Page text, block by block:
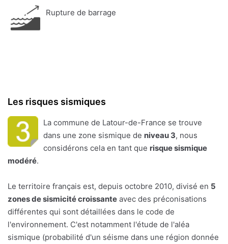
Rupture de barrage
Les risques sismiques
La commune de Latour-de-France se trouve
dans une zone sismique de niveau 3, nous
considérons cela en tant que risque sismique
modéré.
Le territoire français est, depuis octobre 2010, divisé en 5
zones de sismicité croissante avec des préconisations
différentes qui sont détaillées dans le code de
l'environnement. C'est notamment l'étude de l'aléa
sismique (probabilité d'un séisme dans une région donnée